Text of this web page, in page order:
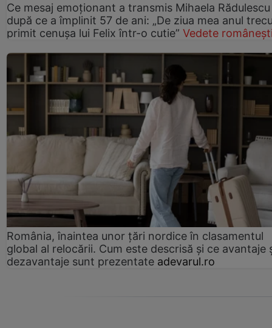
Ce mesaj emoționant a transmis Mihaela Rădulescu
după ce a împlinit 57 de ani: „De ziua mea anul
primit cenușa lui Felix într-o cutie” Vedete
România, înaintea unor țări nordice în clasamentul
global al relocării. Cum este descrisă și ce avantaje
dezavantaje sunt prezentate adevarul.ro